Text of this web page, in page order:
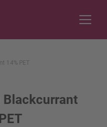
14% PET